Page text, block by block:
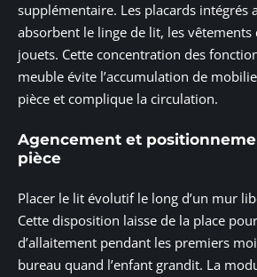
supplémentaire. Les placards intégrés
absorbent le linge de lit, les vêtements
jouets. Cette concentration des
meuble évite l’accumulation de
pièce et complique la circulation.
Agencement et
pièce
Placer le lit évolutif le long d’un mur
Cette disposition laisse de la place
d’allaitement pendant les premiers
bureau quand l’enfant grandit. La